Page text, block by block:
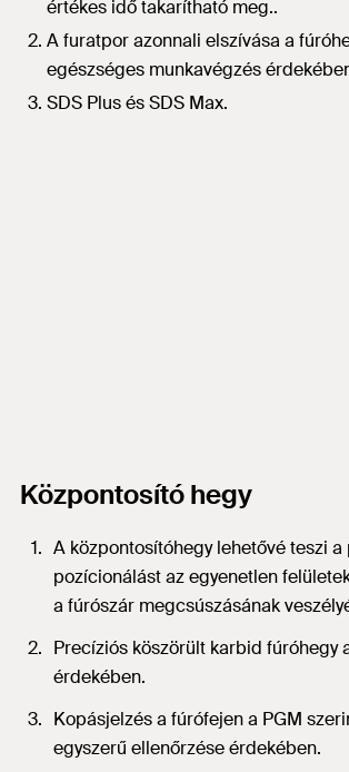
értékes idő takarítható meg..
A furatpor azonnali elszívása a
egészséges munkavégzés
SDS Plus és SDS Max.
Központosító hegy
A központosítóhegy lehetővé teszi a
pozícionálást az egyenetlen
a fúrószár megcsúszásának
Precíziós köszörült karbid fúróhegy
érdekében.
Kopásjelzés a fúrófejen a PGM
egyszerű ellenőrzése érdekében.